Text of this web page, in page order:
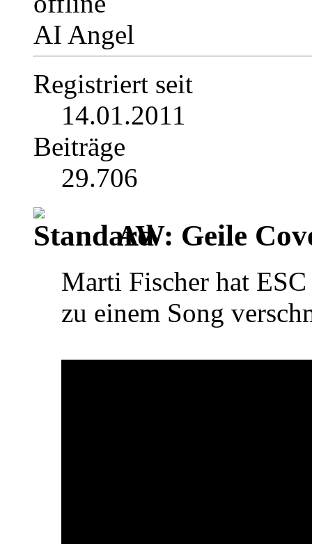
AI Angel
Registriert seit
14.01.2011
Beiträge
29.706
AW: Geile
Marti Fischer hat
zu einem Song